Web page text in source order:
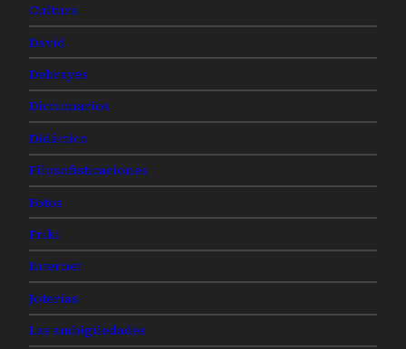
Cultura
David
Debrayes
Diccionarios
Didáctico
Filosofisticaciones
Fotos
Friki
Internet
Joterías
Las ambigüedades